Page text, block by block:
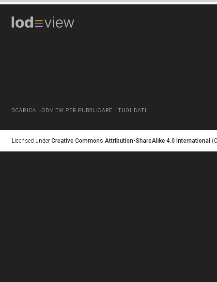
SCARICA LODVIEW PER PUBBLICARE I TUOI DATI
Licensed under Creative Commons Attribution-ShareAlike 4.0 International